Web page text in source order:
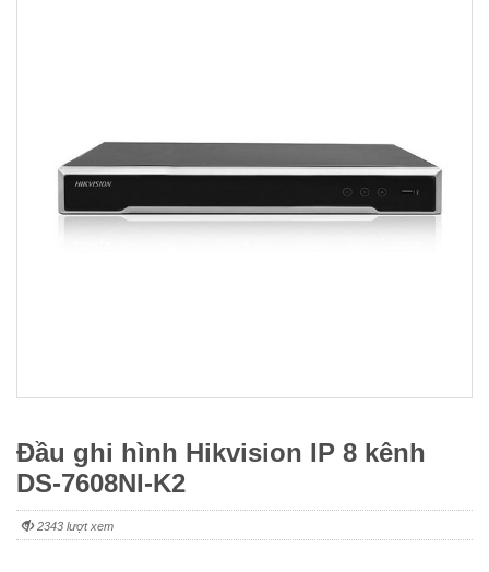
Đầu ghi hình Hikvision IP 8 kênh
DS-7608NI-K2
2343 lượt xem